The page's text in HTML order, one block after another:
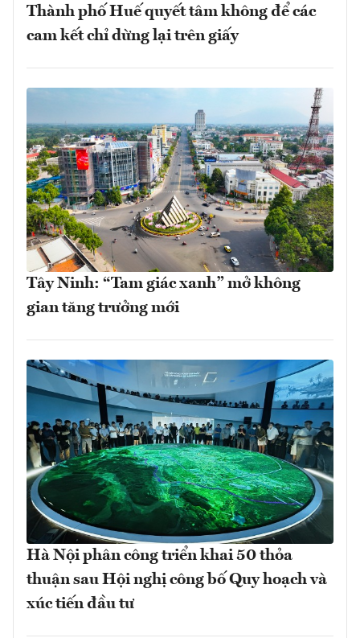
Thành phố Huế quyết tâm không để các
cam kết chỉ dừng lại trên giấy
Tây Ninh: “Tam giác xanh” mở không
gian tăng trưởng mới
Hà Nội phân công triển khai 50 thỏa
thuận sau Hội nghị công bố Quy hoạch và
xúc tiến đầu tư